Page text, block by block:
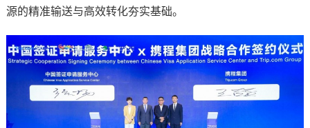
源的精准输送与高效转化夯实基础。